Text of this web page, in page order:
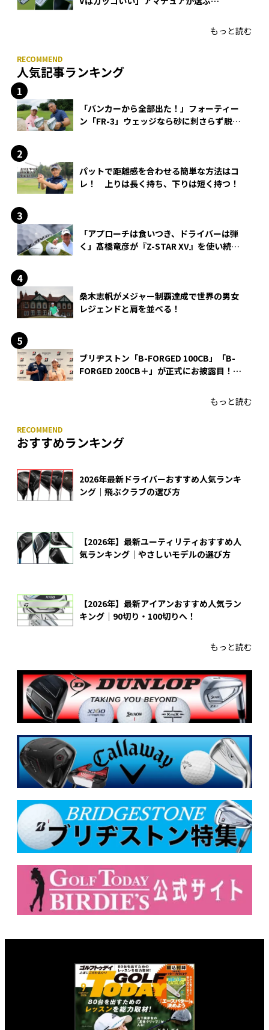
もっと読む
人気記事ランキング
「バンカーから全部出た！」フォーティー
ン「FR-3」ウェッジなら砂に刺さらず脱出
パットで距離感を合わせる簡単な方法はコ
レ！ 上りは長く持ち、下りは短く持つ！
「アプローチは食いつき、ドライバーは弾
く」髙橋竜彦が『Z-STAR XV』を使い続け
桑木志帆がメジャー制覇達成で世界の男女
レジェンドと肩を並べる！
ブリヂストン「B-FORGED 100CB」「B-
FORGED 200CB＋」が正式にお披露目！
もっと読む
おすすめランキング
2026年最新ドライバーおすすめ人気ランキ
ング｜飛ぶクラブの選び方
【2026年】最新ユーティリティおすすめ人
気ランキング｜やさしいモデルの選び方
【2026年】最新アイアンおすすめ人気ラン
キング｜90切り・100切りへ！
もっと読む